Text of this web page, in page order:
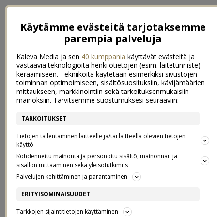
HELSINKIÄ PAKOON…
06.7.2016
Hei ihanat!
Alunperin oli nimittäin tarkoitus, että hyppään aamulla junaan, ja
Käytämme evästeitä tarjotaksemme
parempia palveluja
Kaleva Media ja sen 40 kumppania käyttävät evästeitä ja
vastaavia teknologioita henkilötietojen (esim. laitetunniste)
keräämiseen. Tekniikoita käytetään esimerkiksi sivustojen
toiminnan optimoimiseen, sisältösuosituksiin, kävijämäärien
mittaukseen, markkinointiin sekä tarkoituksenmukaisiin
mainoksiin. Tarvitsemme suostumuksesi seuraaviin:
TARKOITUKSET
Tietojen tallentaminen laitteelle ja/tai laitteella olevien tietojen
käyttö
Kohdennettu mainonta ja personoitu sisältö, mainonnan ja
sisällön mittaaminen sekä yleisötutkimus
Palvelujen kehittäminen ja parantaminen
ERITYISOMINAISUUDET
Tarkkojen sijaintitietojen käyttäminen